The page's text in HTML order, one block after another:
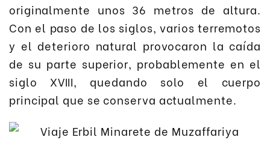
originalmente unos 36 metros de altura.
Con el paso de los siglos, varios terremotos
y el deterioro natural provocaron la caída
de su parte superior, probablemente en el
siglo XVIII, quedando solo el cuerpo
principal que se conserva actualmente.